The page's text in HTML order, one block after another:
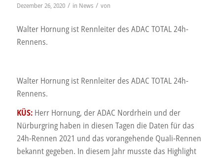
Dezember 26, 2020 / in News / von
Walter Hornung ist Rennleiter des ADAC TOTAL 24h-
Rennens.
Walter Hornung ist Rennleiter des ADAC TOTAL 24h-
Rennens.
KÜS:Herr Hornung, der ADAC Nordrhein und der
Nürburgring haben in diesen Tagen die Daten für das
24h-Rennen 2021 und das vorangehende Quali-Rennen
bekannt gegeben. In diesem Jahr musste das Highlight